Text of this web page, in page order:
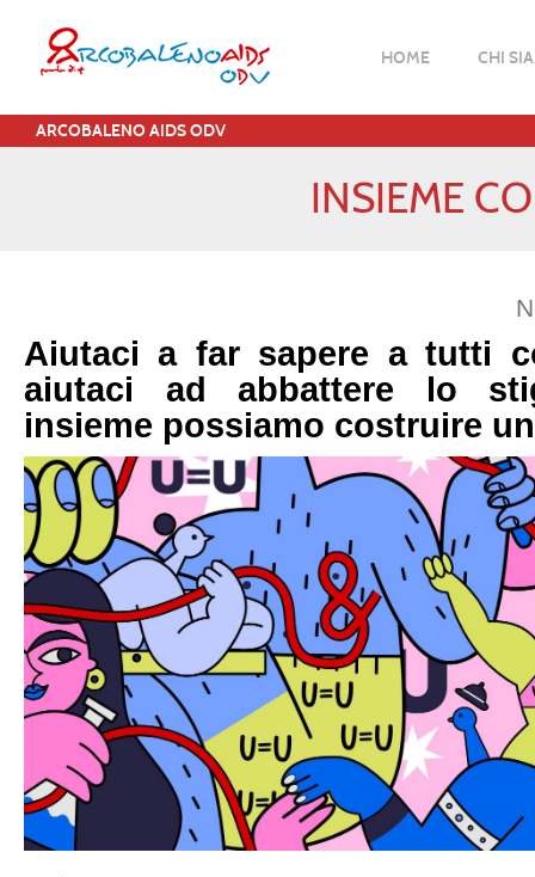
HOME CHI
ARCOBALENO AIDS ODV
INSIEME
Aiutaci a far sapere a tutti
aiutaci ad abbattere lo
insieme possiamo costruire